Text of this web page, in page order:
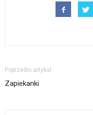
Poprzedni artykuł
Zapiekanki